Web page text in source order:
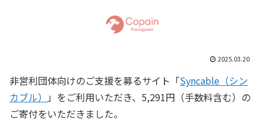
2025.03.20
非営利団体向けのご支援を募るサイト「Syncable（シン
カブル）
」をご利用いただき、5,291円（手数料含む）の
ご寄付をいただきました。